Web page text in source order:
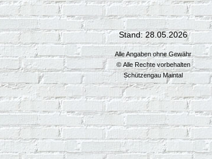
Stand: 28.05.2026
Alle Angaben ohne Gewähr
© Alle Rechte vorbehalten
Schützengau Maintal